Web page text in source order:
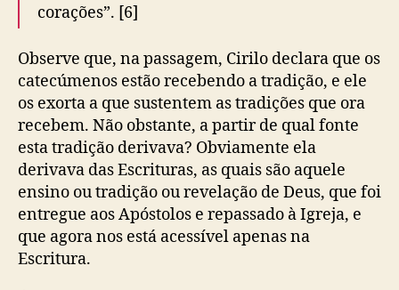
corações”. [6]
Observe que, na passagem, Cirilo declara que os
catecúmenos estão recebendo a tradição, e ele
os exorta a que sustentem as tradições que ora
recebem. Não obstante, a partir de qual fonte
esta tradição derivava? Obviamente ela
derivava das Escrituras, as quais são aquele
ensino ou tradição ou revelação de Deus, que foi
entregue aos Apóstolos e repassado à Igreja, e
que agora nos está acessível apenas na
Escritura.